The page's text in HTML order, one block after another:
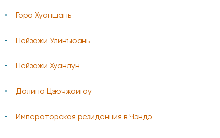
Гора Хуаншань
Пейзажи Улинъюань
Пейзажи Хуанлун
Долина Цзючжайгоу
Императорская резиденция в Чэндэ